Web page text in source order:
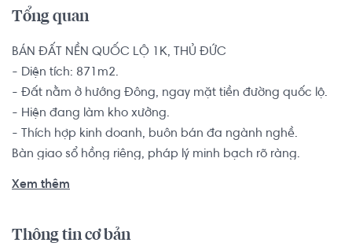
Tổng quan
BÁN ĐẤT NỀN QUỐC LỘ 1K, THỦ ĐỨC
- Diện tích: 871m2.
- Đất nằm ở hướng Đông, ngay mặt tiền đường quốc lộ.
- Hiện đang làm kho xưởng.
- Thích hợp kinh doanh, buôn bán đa ngành nghề.
Bàn giao sổ hồng riêng, pháp lý minh bạch rõ ràng.
trung khá nhiều trường học, từ mầm non, THCS, THPT tới
Xem thêm
Thông tin cơ bản